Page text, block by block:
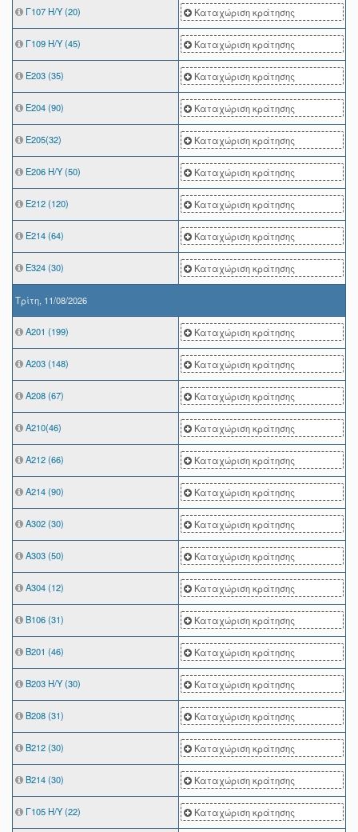
Γ107 Η/Υ (20) Καταχώριση κράτησης
Γ109 Η/Υ (45) Καταχώριση κράτησης
Ε203 (35) Καταχώριση κράτησης
Ε204 (90) Καταχώριση κράτησης
Ε205(32) Καταχώριση κράτησης
Ε206 Η/Υ (50) Καταχώριση κράτησης
Ε212 (120) Καταχώριση κράτησης
Ε214 (64) Καταχώριση κράτησης
Ε324 (30) Καταχώριση κράτησης
Τρίτη, 11/08/2026
A201 (199) Καταχώριση κράτησης
Α203 (148) Καταχώριση κράτησης
Α208 (67) Καταχώριση κράτησης
Α210(46) Καταχώριση κράτησης
Α212 (66) Καταχώριση κράτησης
Α214 (90) Καταχώριση κράτησης
Α302 (30) Καταχώριση κράτησης
Α303 (50) Καταχώριση κράτησης
Α304 (12) Καταχώριση κράτησης
Β106 (31) Καταχώριση κράτησης
Β201 (46) Καταχώριση κράτησης
Β203 Η/Υ (30) Καταχώριση κράτησης
Β208 (31) Καταχώριση κράτησης
Β212 (30) Καταχώριση κράτησης
Β214 (30) Καταχώριση κράτησης
Γ105 Η/Υ (22) Καταχώριση κράτησης